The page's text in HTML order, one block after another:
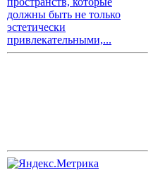
должны быть не только
эстетически
привлекательными,...